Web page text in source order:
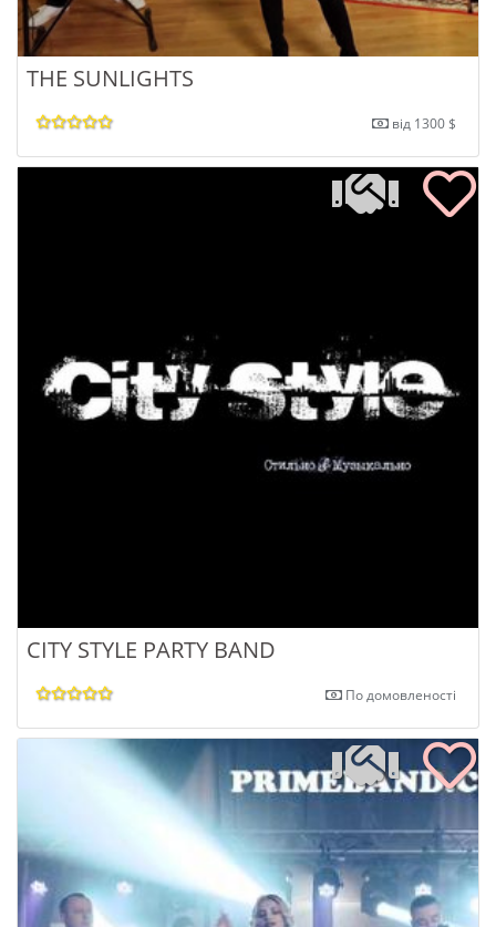
THE SUNLIGHTS
від 1300 $
CITY STYLE PARTY BAND
По домовленості